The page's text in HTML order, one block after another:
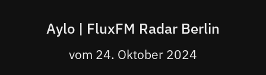
Aylo | FluxFM Radar Berlin
vom 24. Oktober 2024